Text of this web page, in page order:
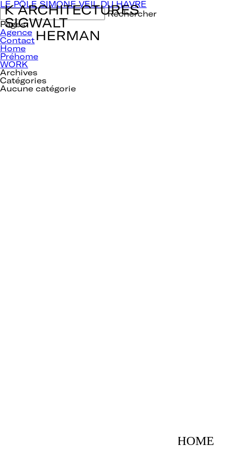
Navigation
de
l’article
LE PÔLE SIMONE VEIL DU HAVRE
Rechercher :
Pages
Agence
Contact
Home
Préhome
WORK
Archives
Catégories
Aucune catégorie